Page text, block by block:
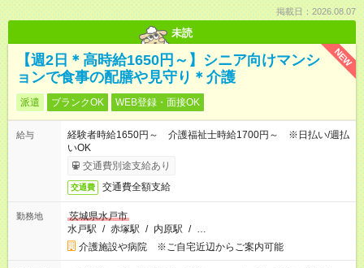
掲載日：2026.08.07
未読
NEW
【週2日＊高時給1650円～】シニア向けマンシ
ョンで食事の配膳や見守り＊介護
派遣 ブランクOK WEB登録・面接OK
給与
経験者時給1650円～ 介護福祉士時給1700円～ ※日払い/週払
いOK
交通費別途支給あり
交通費 交通費全額支給
勤務地
茨城県水戸市
水戸駅 / 赤塚駅 / 内原駅 / …
介護施設や病院 ※ご自宅近辺からご案内可能